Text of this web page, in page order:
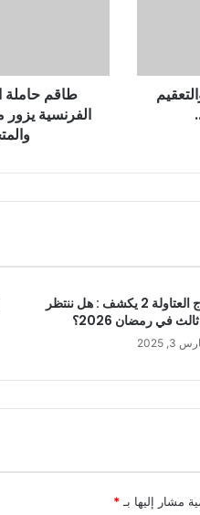
طاقم حاملة
الفرنسية
مخرج العتاولة 2 يكشف : هل ننتظر
في رمضان 2026؟
3, 2025
مشار إليها بـ *